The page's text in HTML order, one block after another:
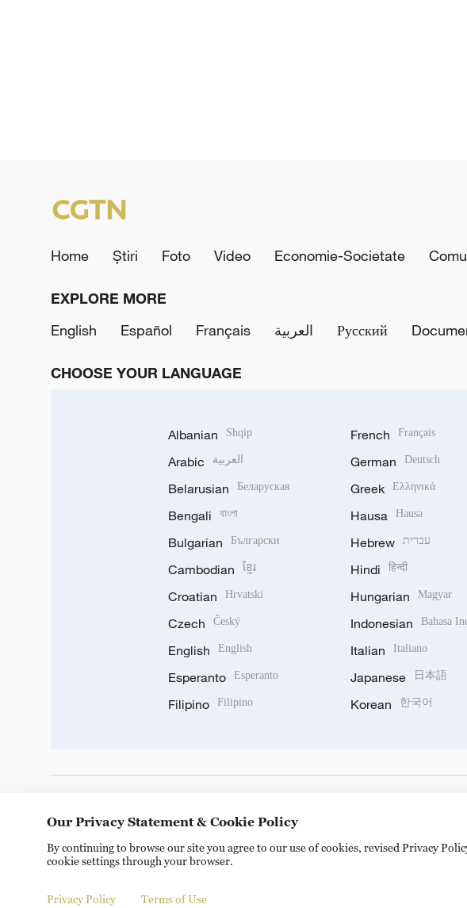
Home Știri Foto Video Economie-Societate
EXPLORE MORE
English
Español Français العربية Русский
CHOOSE YOUR LANGUAGE
Albanian Shqip
Arabic العربية
Belarusian Беларуская
Bengali বাংলা
Bulgarian Български
Cambodian ខ្មែរ
Croatian Hrvatski
Czech Český
English English
Esperanto Esperanto
Filipino Filipino
French Français
German Deutsch
Greek Ελληνικά
Hausa Hausa
Hebrew עברית
Hindi हिन्दी
Hungarian Magyar
Indonesian Bahasa
Italian Italiano
Japanese 日本語
Korean 한국어
Copyright © 2024 CGTN. 京ICP备20000184号
Our Privacy Statement & Cookie Policy
By continuing to browse our site you agree to our use of cookies, revised Privacy
cookie settings through your browser.
Privacy Policy Terms of Use